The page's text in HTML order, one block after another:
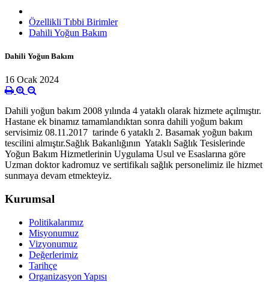
Özellikli Tıbbi Birimler
Dahili Yoğun Bakım
Dahili Yoğun Bakım
16 Ocak 2024
Dahili yoğun bakım 2008 yılında 4 yataklı olarak hizmete açılmıştır.
Hastane ek binamız tamamlandıktan sonra dahili yoğum bakım
servisimiz 08.11.2017 tarinde 6 yataklı 2. Basamak yoğun bakım
tescilini almıştır.Sağlık Bakanlığının Yataklı Sağlık Tesislerinde
Yoğun Bakım Hizmetlerinin Uygulama Usul ve Esaslarına göre
Uzman doktor kadromuz ve sertifikalı sağlık personelimiz ile hizmet
sunmaya devam etmekteyiz.
Kurumsal
Politikalarımız
Misyonumuz
Vizyonumuz
Değerlerimiz
Tarihçe
Organizasyon Yapısı